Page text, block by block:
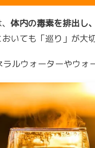
体内の毒素を排出し
いても「巡り」が大
ルウォーターやウォ